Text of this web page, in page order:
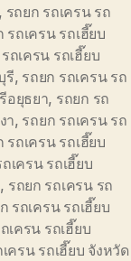
, รถยก รถเครน รถ
รถเครน รถเฮี๊ยบ
ถเครน รถเฮี๊ยบ
รี, รถยก รถเครน รถ
อยุธยา, รถยก รถ
า, รถยก รถเครน รถ
รถเครน รถเฮี๊ยบ
เครน รถเฮี๊ยบ
, รถยก รถเครน รถ
รถเครน รถเฮี๊ยบ
เครน รถเฮี๊ยบ
ครน รถเฮี๊ยบ จังหวัด